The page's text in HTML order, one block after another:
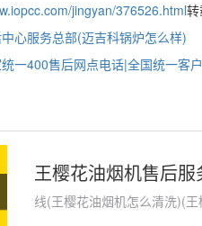
jingyan/376526.html转
心服务总部(迈吉科锅炉怎么样)
一400售后网点电话|全国统一客
王樱花油烟机售后
线(王樱花油烟机怎么清洗)(